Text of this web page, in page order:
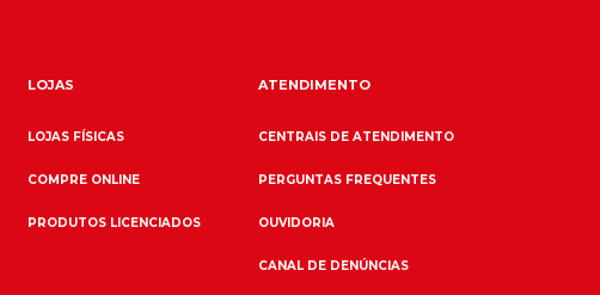
LOJAS
LOJAS FÍSICAS
COMPRE ONLINE
PRODUTOS LICENCIADOS
ATENDIMENTO
CENTRAIS DE ATENDIMENTO
PERGUNTAS FREQUENTES
OUVIDORIA
CANAL DE DENÚNCIAS